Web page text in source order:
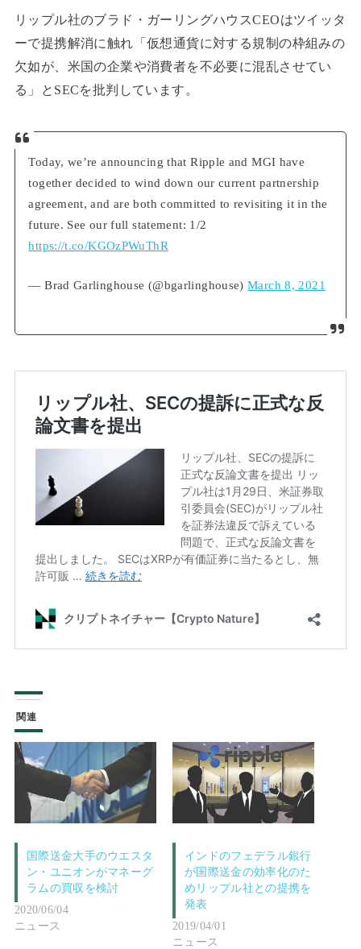
リップル社のブラド・ガーリングハウスCEOはツイッタ
ーで提携解消に触れ「仮想通貨に対する規制の枠組みの
欠如が、米国の企業や消費者を不必要に混乱させてい
る」とSECを批判しています。
Today, we’re announcing that Ripple and MGI have
together decided to wind down our current partnership
agreement, and are both committed to revisiting it in the
future. See our full statement: 1/2
https://t.co/KGOzPWuThR
— Brad Garlinghouse (@bgarlinghouse)March 8, 2021
関連
国際送金大手のウエスタ
ン・ユニオンがマネーグ
ラムの買収を検討
2020/06/04
ニュース
インドのフェデラル銀行
が国際送金の効率化のた
めリップル社との提携を
発表
2019/04/01
ニュース